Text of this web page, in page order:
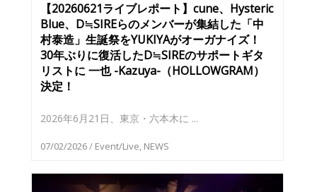
【20260621ライブレポート】cune、Hysteric
Blue、D≒SIREらのメンバーが集結した「中
村泰造」生誕祭をYUKIYAがオーガナイズ！
30年ぶりに復活したD≒SIREのサポートギタ
リストに 一也 -Kazuya-（HOLLOWGRAM）
決定！
2026年6月21日、東京・六本木に ...
07/02/2026/ Event/Live, NEWS